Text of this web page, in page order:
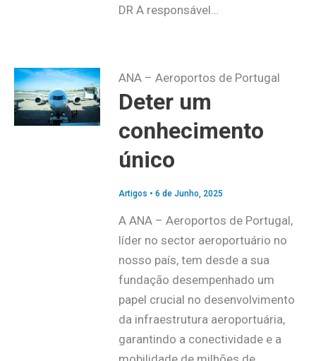
DR A responsável…
ANA – Aeroportos de Portugal
Deter um
conhecimento
único
Artigos • 6 de Junho, 2025
A ANA – Aeroportos de Portugal,
líder no sector aeroportuário no
nosso país, tem desde a sua
fundação desempenhado um
papel crucial no desenvolvimento
da infraestrutura aeroportuária,
garantindo a conectividade e a